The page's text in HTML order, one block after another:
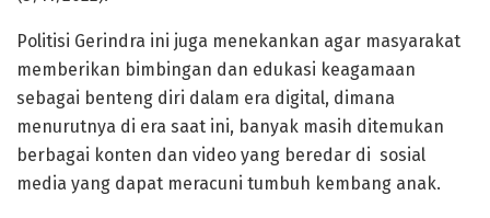
Politisi Gerindra ini juga menekankan agar masyarakat
memberikan bimbingan dan edukasi keagamaan
sebagai benteng diri dalam era digital, dimana
menurutnya di era saat ini, banyak masih ditemukan
berbagai konten dan video yang beredar di sosial
media yang dapat meracuni tumbuh kembang anak.